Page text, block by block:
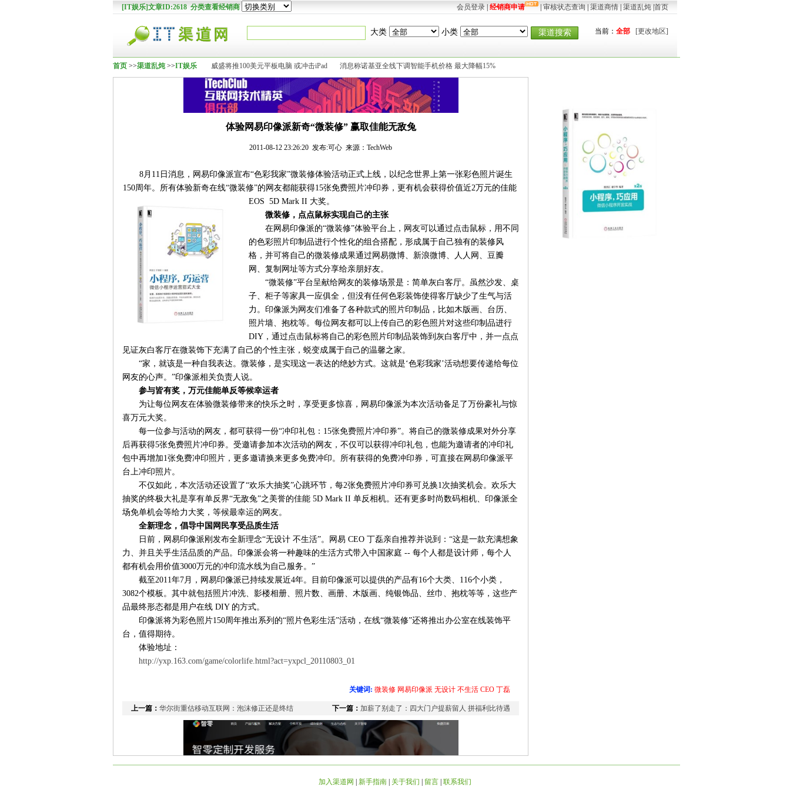
[IT娱乐]文章ID:2618 分类查看经销商 会员登录 经销商申请 审核状态查询 渠道商情 渠道乱炖 首页
大类 小类 渠道搜索 当前： 全部 [更改地区]
首页 >>渠道乱炖>>IT娱乐 威盛将推100美元平板电脑 或冲击iPad 消息称诺基亚全线下调智能手机价格 最大降幅15%
体验网易印像派新奇“微装修” 赢取佳能无敌兔
2011-08-12 23:26:20 发布:可心 来源：TechWeb
8月11日消息，网易印像派宣布“色彩我家”微装修体验活动正式上线，以纪念世界上第一张彩色照片诞生
150周年。所有体验新奇在线“微装修”的网友都能获得15张免费照片冲印券，更有机会获得价值近2万元的佳能
EOS 5D Mark II 大奖。
微装修，点点鼠标实现自己的主张
在网易印像派的“微装修”体验平台上，网友可以通过点击鼠标，用不同
的色彩照片印制品进行个性化的组合搭配，形成属于自己独有的装修风
格，并可将自己的微装修成果通过网易微博、新浪微博、人人网、豆瓣
网、复制网址等方式分享给亲朋好友。
“微装修”平台呈献给网友的装修场景是：简单灰白客厅。虽然沙发、桌
子、柜子等家具一应俱全，但没有任何色彩装饰使得客厅缺少了生气与活
力。印像派为网友们准备了各种款式的照片印制品，比如木版画、台历、
照片墙、抱枕等。每位网友都可以上传自己的彩色照片对这些印制品进行
DIY，通过点击鼠标将自己的彩色照片印制品装饰到灰白客厅中，并一点点
见证灰白客厅在微装饰下充满了自己的个性主张，蜕变成属于自己的温馨之家。
“家，就该是一种自我表达。微装修，是实现这一表达的绝妙方式。这就是‘色彩我家’活动想要传递给每位
网友的心声。”印像派相关负责人说。
参与皆有奖，万元佳能单反等候幸运者
为让每位网友在体验微装修带来的快乐之时，享受更多惊喜，网易印像派为本次活动备足了万份豪礼与惊
喜万元大奖。
每一位参与活动的网友，都可获得一份“冲印礼包：15张免费照片冲印券”。将自己的微装修成果对外分享
后再获得5张免费照片冲印券。受邀请参加本次活动的网友，不仅可以获得冲印礼包，也能为邀请者的冲印礼
包中再增加1张免费冲印照片，更多邀请换来更多免费冲印。所有获得的免费冲印券，可直接在网易印像派平
台上冲印照片。
不仅如此，本次活动还设置了“欢乐大抽奖”心跳环节，每2张免费照片冲印券可兑换1次抽奖机会。欢乐大
抽奖的终极大礼是享有单反界“无敌兔”之美誉的佳能 5D Mark II 单反相机。还有更多时尚数码相机、印像派全
场免单机会等给力大奖，等候最幸运的网友。
全新理念，倡导中国网民享受品质生活
日前，网易印像派刚发布全新理念“无设计 不生活”。网易 CEO 丁磊亲自推荐并说到：“这是一款充满想象
力、并且关乎生活品质的产品。印像派会将一种趣味的生活方式带入中国家庭 -- 每个人都是设计师，每个人
都有机会用价值3000万元的冲印流水线为自己服务。”
截至2011年7月，网易印像派已持续发展近4年。目前印像派可以提供的产品有16个大类、116个小类，
3082个模板。其中就包括照片冲洗、影楼相册、照片数、画册、木版画、纯银饰品、丝巾、抱枕等等，这些产
品最终形态都是用户在线 DIY 的方式。
印像派将为彩色照片150周年推出系列的“照片色彩生活”活动，在线“微装修”还将推出办公室在线装饰平
台，值得期待。
体验地址：
http://yxp.163.com/game/colorlife.html?act=yxpcl_20110803_01
关键词: 微装修 网易印像派 无设计 不生活 CEO 丁磊
上一篇： 华尔街重估移动互联网：泡沫修正还是终结 下一篇： 加薪了别走了：四大门户提薪留人 拼福利比待遇
加入渠道网 新手指南 关于我们 留言 联系我们